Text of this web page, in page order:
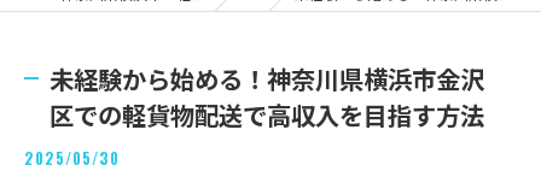
未経験から始める！神奈川県横浜市金沢
区での軽貨物配送で高収入を目指す方法
2025/05/30